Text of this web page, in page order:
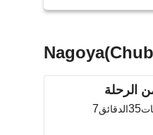
الرحلة
7 35الدقائق